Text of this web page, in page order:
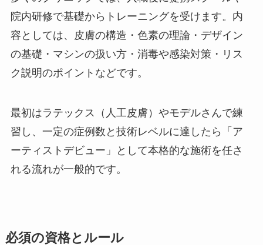
院内研修で基礎からトレーニングを受けます。内
容としては、皮膚の構造・色素の理論・デザイン
の基礎・マシンの扱い方・消毒や感染対策・リス
ク説明のポイントなどです。
最初はラテックス（人工皮膚）やモデルさんで練
習し、一定の症例数と技術レベルに達したら「ア
ーティストデビュー」として本格的な施術を任さ
れる流れが一般的です。
必須の資格とルール